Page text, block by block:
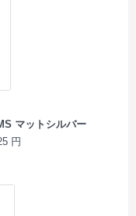
マットシルバー
円